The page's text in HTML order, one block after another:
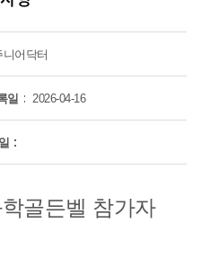
니어닥터
일 2026-04-16
골든벨 참가자